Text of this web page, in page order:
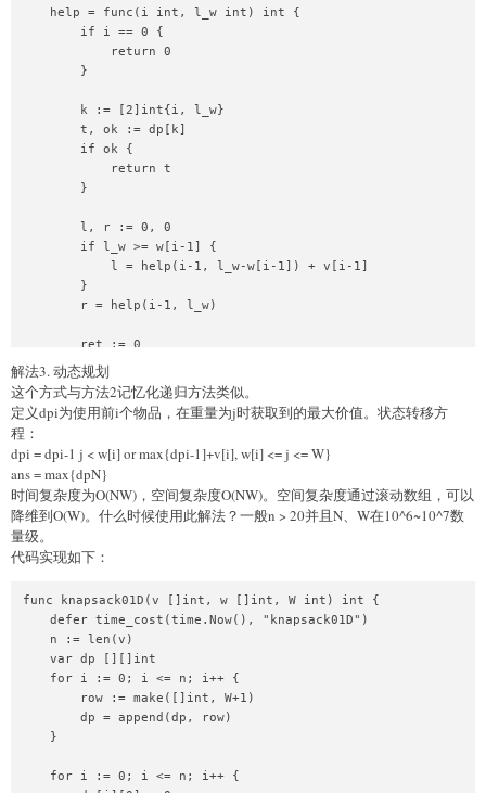
        if l > r {
            ret = l
        } else {
            ret = r
        }
        dp[k] = ret
        return ret
    }
    r := 0
        t := help(i, W)
        if t > r {
            r = t
        }
解法3. 动态规划
这个方式与方法2记忆化递归方法类似。
定义dpi为使用前i个物品，在重量为j时获取到的最大价值。状态转移方
程：
dpi = dpi-1 j < w[i] or max{dpi-1]+v[i], w[i] <= j <= W}
ans = max{dpN}
时间复杂度为O(NW)，空间复杂度O(NW)。空间复杂度通过滚动数组，可以
降维到O(W)。什么时候使用此解法？一般n > 20并且N、W在10^6~10^7数
量级。
代码实现如下：
func knapsack01D(v []int, w []int, W int) int {